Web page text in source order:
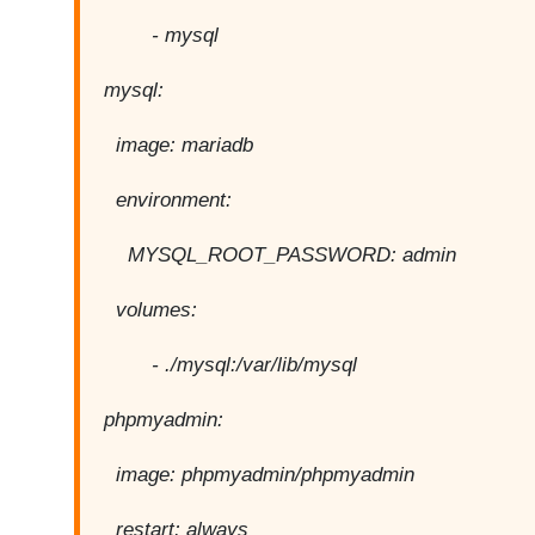
- mysql
mysql:
image: mariadb
environment:
MYSQL_ROOT_PASSWORD: admin
volumes:
- ./mysql:/var/lib/mysql
phpmyadmin:
image: phpmyadmin/phpmyadmin
restart: always